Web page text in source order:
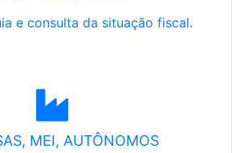
e consulta da situação fiscal.
MEI, AUTÔNOMOS